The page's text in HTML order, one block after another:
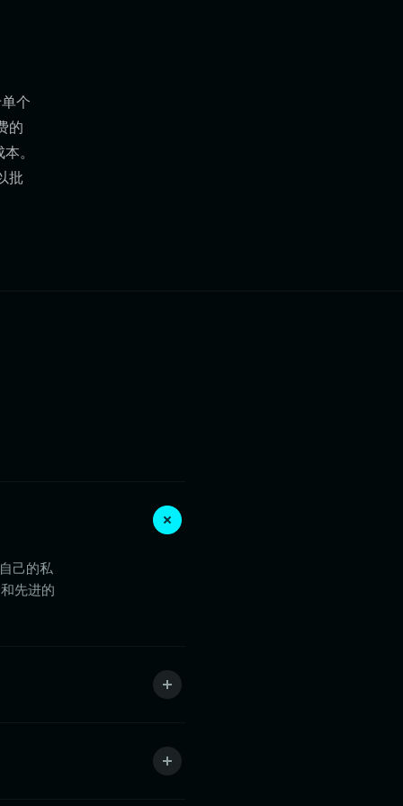
个
的
。
批
己的私
先进的